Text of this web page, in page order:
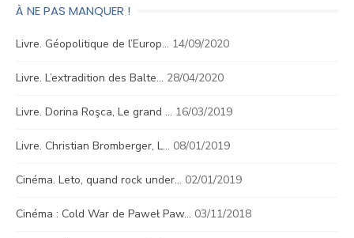
À NE PAS MANQUER !
Livre. Géopolitique de l’Europ… 14/09/2020
Livre. L’extradition des Balte… 28/04/2020
Livre. Dorina Roşca, Le grand … 16/03/2019
Livre. Christian Bromberger, L… 08/01/2019
Cinéma. Leto, quand rock under… 02/01/2019
Cinéma : Cold War de Paweł Paw… 03/11/2018